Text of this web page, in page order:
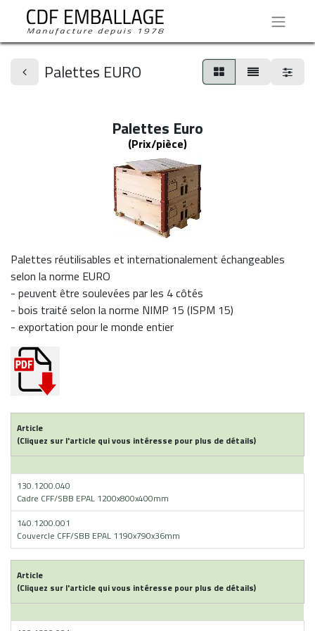
Palettes EURO
Palettes Euro
(Prix/pièce)
Palettes réutilisables et internationalement échangeables
selon la norme EURO
- peuvent être soulevées par les 4 côtés
- bois traité selon la norme NIMP 15 (ISPM 15)
- exportation pour le monde entier
Article
(Cliquez sur l'article qui vous intéresse pour plus de détails)
130.1200.040
Cadre CFF/SBB EPAL 1200x800x400mm
140.1200.001
Couvercle CFF/SBB EPAL 1190x790x36mm
Article
(Cliquez sur l'article qui vous intéresse pour plus de détails)